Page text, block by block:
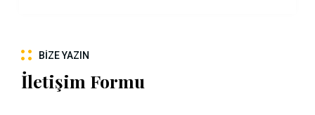
BIZE YAZIN
İletişim Formu